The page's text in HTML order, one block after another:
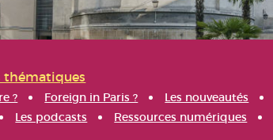
thématiques
? Foreign in Paris ? Les nouveautés
Les podcasts Ressources numériques